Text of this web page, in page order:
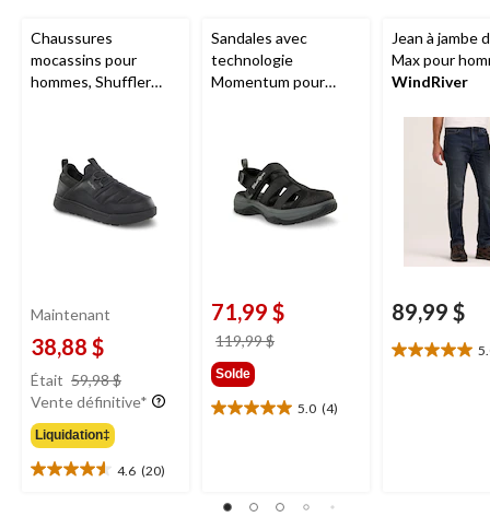
Chaussures
mocassins pour
hommes, Shuffler
Maintenant
38,88 $
Était 59,98 $
était
Vente définitive*
Liquidation‡
4.6 (20)
4.6
Sandales avec
technologie
Momentum pour
71,99 $
119,99 $
Solde
5.0 (4)
5.0
Jean à jambe
Max pour
WindRiver
89,99 $
5.0